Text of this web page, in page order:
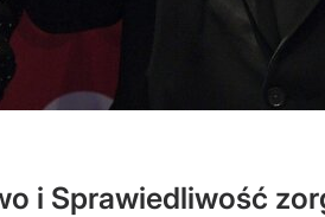
i Sprawiedliwość